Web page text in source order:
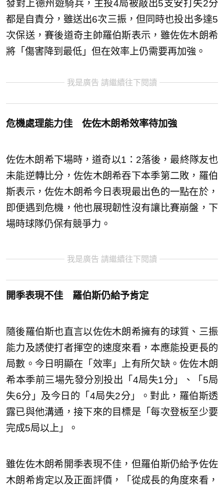
發對上德州遊騎兵，主投4局被敲出5支安打失2分
都是自責分，雖送出6次三振，但同時也投出多達5
次保送，賽後道奇主帥羅伯斯表示，雖佐佐木朗希
將「傷害降到最低」但在效率上仍需要再加強。
我是廣告 請繼續往下閱讀
危機處理能力佳 佐佐木朗希效率待加強
佐佐木朗希下場時，道奇以1：2落後，最終隊友也
未能逆轉比分，佐佐木朗希吞下本季第二敗，羅伯
斯表示，佐佐木朗希今日表現最出色的一點在於，
即便遇到危機，他也展現韌性沒有讓比賽崩盤，下
場時球隊仍保有競爭力。
我是廣告 請繼續往下閱讀
開季表現不佳 羅伯斯仍給予肯定
隨後羅伯斯也直言以佐佐木朗希擁有的球質、三振
能力及誘使打者揮空的速度來看，本應能投更長的
局數。今日明顯在「效率」上有所欠缺。佐佐木朗
希本季前三場先發分別投出「4局失1分」、「5局
失6分」及今日的「4局失2分」。對此，羅伯斯透
露已與他溝通，接下來的目標是「每次登板至少要
完成5局以上」。
雖佐佐木朗希開季表現不佳，但羅伯斯仍給予佐佐
木朗希肯定以及正面評價，「從成長的角度來看，